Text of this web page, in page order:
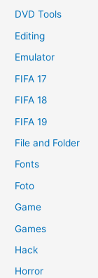
DVD Tools
Editing
Emulator
FIFA 17
FIFA 18
FIFA 19
File and Folder
Fonts
Foto
Game
Games
Hack
Horror